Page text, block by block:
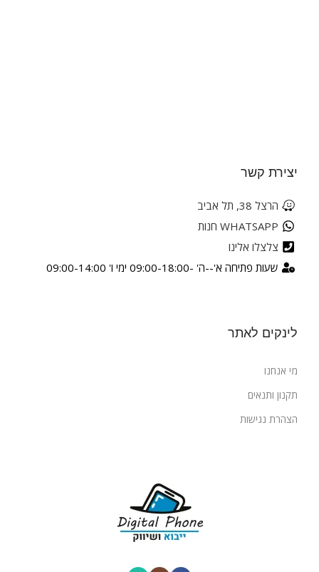
יצירת קשר
הרצל 38, תל אביב
WHATSAPP חנות
צלצלו אלינו
שעות פתיחה א'--ה' -09:00-18:00 ימי ו' 09:00-14:00
לינקים לאתר
מי אנחנו
תקנון ותנאים
הצהרת נגישות